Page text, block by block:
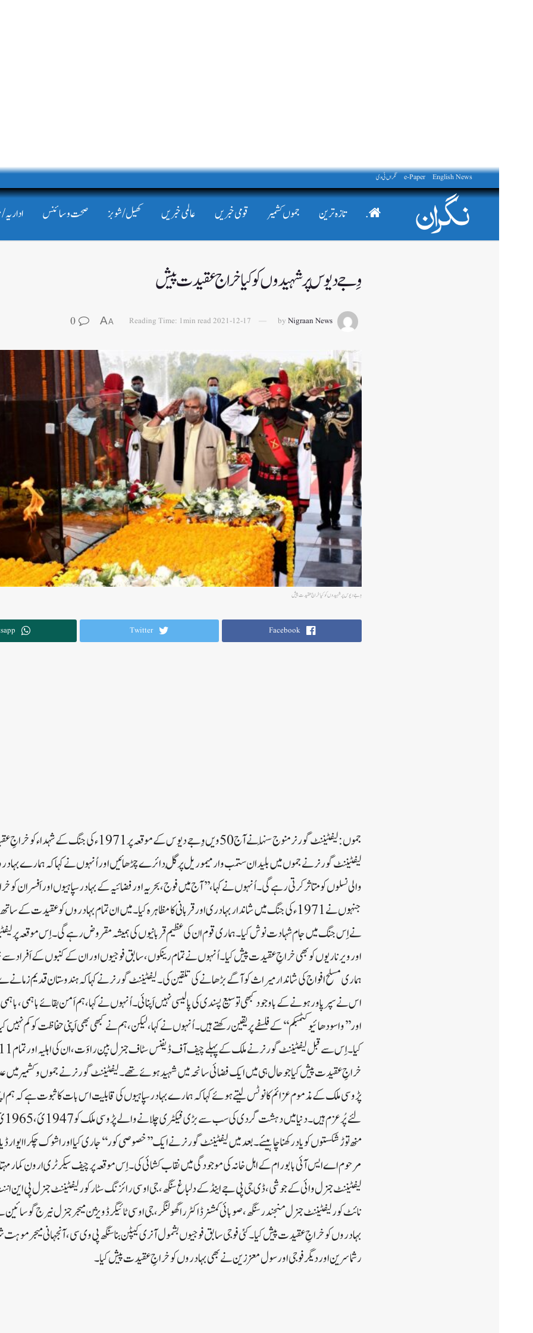
English News
e-Paper نگراں ٹی وی
. تازہ ترین جموں کشمیر قومی خبریں عالمی خبریں کھیل/شوبز صحت و سائنس
وِجے دیوس پر شہیدوں کو کیا خراج عقیدت پیش
by Nigraan News
2021-12-17
Reading Time: 1min read
A
A
وِجے دیوس پر شہیدوں کو کیا خراج عقیدت پیش
Facebook
Twitter
جموں:لیفٹیننٹ گورنر منوج سِنہا نے آج 50 ویں وِجے دیوس کے
لیفٹیننٹ گورنر نے جموں میں بلیدان ستمب وار میموریل پر گُل دائرے چڑھائیں اور اُنہوں نے کہا کہ ہمارے
والی نسلوں کو متاثر کرتی رہے گی۔اُنہوں نے کہا،’’ آج میں فوج ، بحریہ اور فضائیہ کے بہادر سپاہیوں اور اَفسران
جنہوں نے 1971ء کی جنگ میں شاندار بہادری اور قربانی کا مظاہرہ کیا ۔ میں ان تمام بہادروں کو عقیدت
نے اِس جنگ میں جام شہادت نوش کیا۔ ہماری قوم ان کی عظیم قربانیوں کی ہمیشہ مقروض رہے گی۔اِس موقعہ پر
اور ویر ناریوں کو بھی خراجِ عقیدت پیش کیا۔اُنہوں نے تمام رینکوں ، سابق فوجیوں اور ان کے کنبوں کے
ہماری مسلح افواج کی شاندار میراث کو آگے بڑھانے کی تلقین کی۔لیفٹیننٹ گورنر نے کہا کہ ہندوستان قدیم زمانے
اس نے سپر پاور ہونے کے باوجود کبھی توسیع پسندی کی پالیسی نہیں اَپنائی۔اُنہوں نے کہا ،ہم اَمن بقائے باہمی ، باہمی
اور ’’ واسودھا ئیو کٹمبکم ‘‘ کے فلسفے پر یقین رکھتے ہیں ۔ اُنہوں نے کہا ، لیکن ،ہم نے کبھی بھی اَپنی حفاظت کو کم نہیں
خراجِ عقیدت پیش کیا جو حال ہی میں ایک فضائی سانحہ میں شہید ہوئے تھے۔لیفٹیننٹ گورنر نے جموں و کشمیر میں
پڑوسی ملک کے مذموم عزائم کا نوٹس لیتے ہوئے کہا کہ ہمارے بہادر سپاہیوں کی قابلیت اس بات کا ثبوت ہے کہ
منھ توڑ شکستوں کو یاد رکھنا چاہیئے۔بعد میں لیفٹیننٹ گورنر نے ایک ’’ خصوصی کور‘‘جاری کیااو راشوک چکرا
مرحوم اے ایس آئی بابو رام کے اہل خانہ کی موجودگی میں نقاب کشائی کی۔اِس موقعہ پر چیف سیکرٹری ارون کمار
لیفٹیننٹ جنرل وائی کے جوشی ،ڈی جی پی جے اینڈ کے دلباغ سنگھ، جی او سی رائزنگ سٹار کور لیفٹیننٹ جنرل پی این
نائٹ کور لیفٹیننٹ جنرل منجندر سنگھ،صوبائی کمشنر ڈاکٹر راگھو لنگر ، جی او سی ٹائیگر ڈویژن میجر جنرل نیرج
بہادروں کو خراجِ عقیدت پیش کیا۔کئی فوجی سابق فوجیوں بشمول آنر ی کیپٹن بنا سنگھ پی وی سی ، آنجہانی میجر موہت
رشماسرین اور دیگر فوجی او رسول معززین نے بھی بہادروں کو خراجِ عقیدت پیش کیا۔